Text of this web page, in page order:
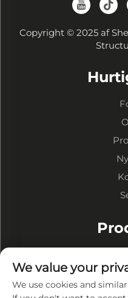
Copyright © 2025 af
We value your
We use cookies and